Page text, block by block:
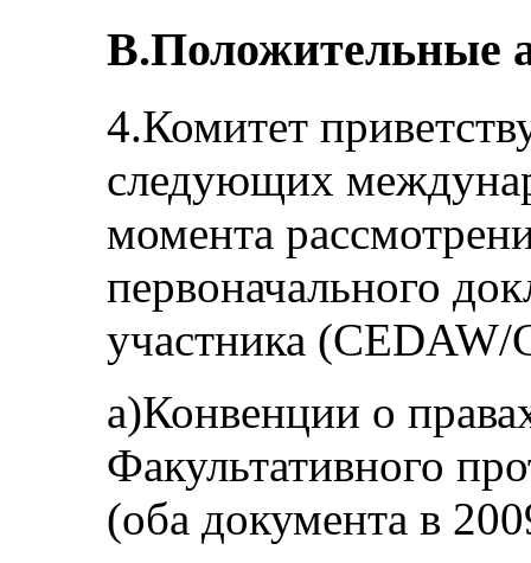
B.Положительные
4.Комитет
следующих
момента
первоначального
участника
a)Конвенции о
Факультативного
(оба документа в